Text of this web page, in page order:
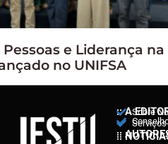
e Liderança na
no UNIFSA
:: ASobre
Serviços
::
::